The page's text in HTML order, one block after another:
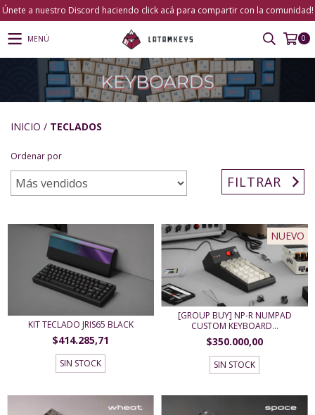
Únete a nuestro Discord haciendo click acá para compartir con la comunidad!
MENÚ 0
INICIO / TECLADOS
Ordenar por
FILTRAR
KIT TECLADO JRIS65 BLACK
$414.285,71
SIN STOCK
NUEVO
[GROUP BUY] NP-R NUMPAD
CUSTOM KEYBOARD...
$350.000,00
SIN STOCK